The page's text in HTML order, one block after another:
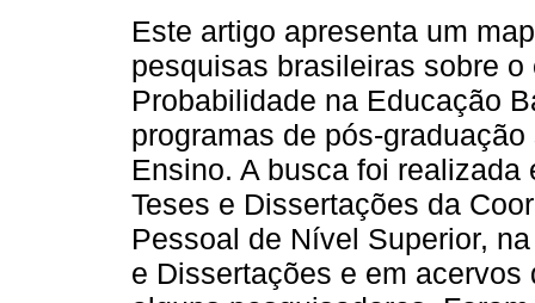
Este artigo apresenta um
pesquisas brasileiras sobre
Probabilidade na Educação
programas de pós-
Ensino. A busca foi
Teses e Dissertações da
Pessoal de Nível Superior,
e Dissertações e em